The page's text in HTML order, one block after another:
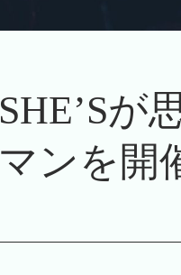
SHE’Sが
マンを開